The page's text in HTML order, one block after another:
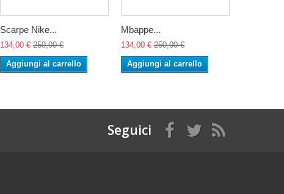
Scarpe Nike...
134,00 € 250,00 €
Aggiungi al carrello
Mbappe...
134,00 € 250,00 €
Aggiungi al carrello
Seguici